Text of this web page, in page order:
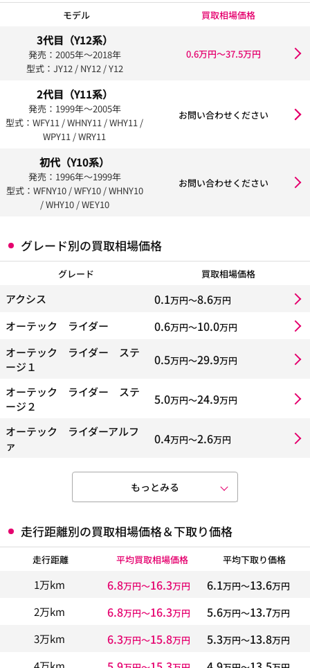
モデル 買取相場価格
3代目（Y12系）
発売：2005年〜2018年
型式：JY12 / NY12 / Y12
0.6万円〜37.5万円
2代目（Y11系）
発売：1999年〜2005年
型式：WFY11 / WHNY11 / WHY11 /
WPY11 / WRY11
お問い合わせください
初代（Y10系）
発売：1996年〜1999年
型式：WFNY10 / WFY10 / WHNY10
/ WHY10 / WEY10
お問い合わせください
グレード別の買取相場価格
グレード 買取相場価格
アクシス 0.1万円〜8.6万円
オーテック ライダー 0.6万円〜10.0万円
オーテック ライダー ステ
ージ１
0.5万円〜29.9万円
オーテック ライダー ステ
ージ２
5.0万円〜24.9万円
オーテック ライダーアルフ
ァ
0.4万円〜2.6万円
もっとみる
走行距離別の買取相場価格＆下取り価格
走行距離 平均買取相場価格 平均下取り価格
1万km 6.8万円〜16.3万円 6.1万円〜13.6万円
2万km 6.8万円〜16.3万円 5.6万円〜13.7万円
3万km 6.3万円〜15.8万円 5.3万円〜13.8万円